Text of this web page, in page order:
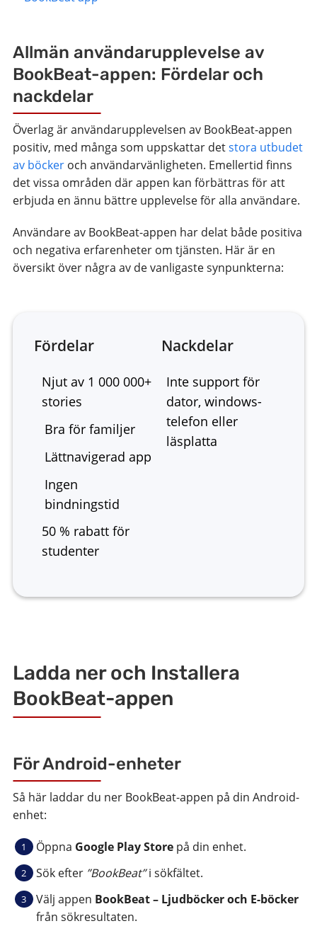
Allmän användarupplevelse av
BookBeat-appen: Fördelar och
nackdelar
Överlag är användarupplevelsen av BookBeat-appen
positiv, med många som uppskattar detstora utbudet
av böckeroch användarvänligheten. Emellertid finns
det vissa områden där appen kan förbättras för att
erbjuda en ännu bättre upplevelse för alla användare.
Användare av BookBeat-appen har delat både positiva
och negativa erfarenheter om tjänsten. Här är en
översikt över några av de vanligaste synpunkterna:
Fördelar
Njut av 1 000 000+
stories
Bra för familjer
Lättnavigerad app
Ingen
bindningstid
50 % rabatt för
studenter
Nackdelar
Inte support för
dator, windows-
telefon eller
läsplatta
Ladda ner och Installera
BookBeat-appen
För Android-enheter
Så här laddar du ner BookBeat-appen på din Android-
enhet:
Öppna Google Play Storepå din enhet.
Sök efter ”BookBeat”i sökfältet.
Välj appen BookBeat – Ljudböcker och E-böcker
från sökresultaten.